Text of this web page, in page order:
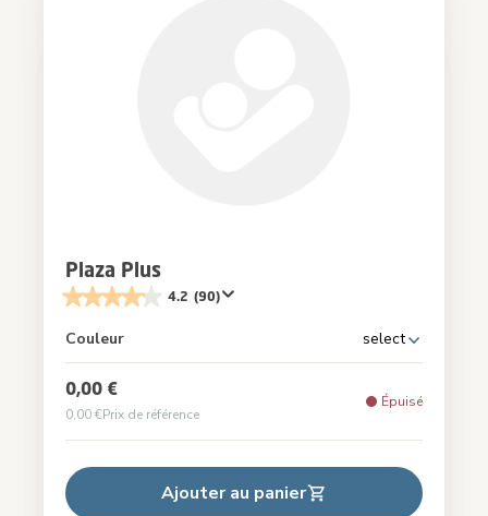
Plaza Plus
4.2 (90)
Couleur select
0,00 €
0,00 €Prix de référence
Épuisé
Ajouter au panier